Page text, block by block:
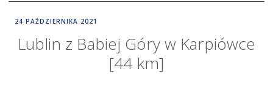
to
content
24 PAŹDZIERNIKA 2021
Lublin z Babiej Góry w Karpiówce
[44 km]